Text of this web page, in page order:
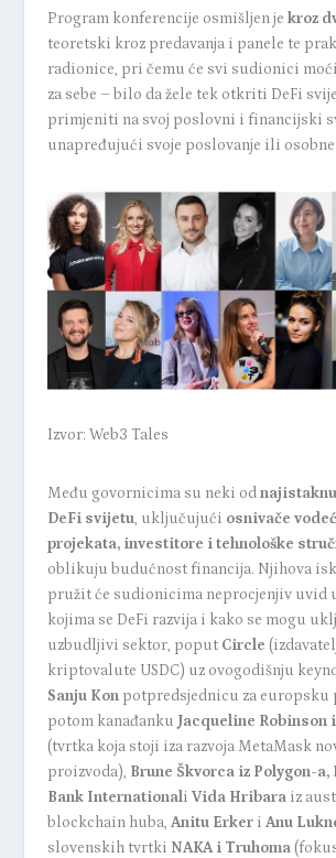
Program konferencije osmišljen je kroz
teoretski kroz predavanja i panele te
radionice, pri čemu će svi sudionici
za sebe – bilo da žele tek otkriti DeFi
primjeniti na svoj poslovni i financijski
unapređujući svoje poslovanje ili
Izvor: Web3 Tales
Među govornicima su neki od
DeFi svijetu, uključujući osnivače
projekata, investitore i tehnološke
oblikuju budućnost financija. Njihova
pružit će sudionicima neprocjenjiv uvid
kojima se DeFi razvija i kako se mogu
uzbudljivi sektor, poput Circle
kriptovalute USDC) uz ovogodišnju
Sanju Konpotpredsjednicu za europsku
potom kanađanku Jacqueline Robinson
(tvrtka koja stoji iza razvoja MetaMask
proizvoda), Brune Škvorca iz Polygon-
Bank Internationali Vida Hribaraiz
blockchain huba, Anitu Erker i Anu
slovenskih tvrtki NAKA i Truhoma